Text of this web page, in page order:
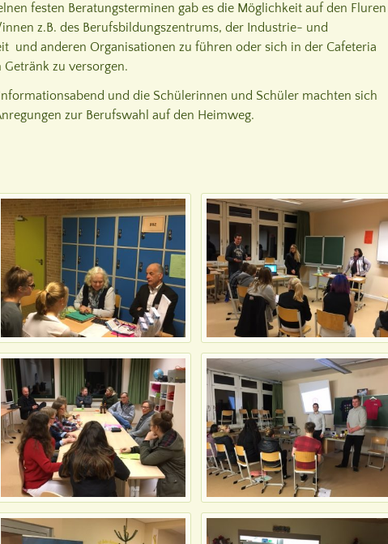
festen Beratungsterminen gab es die Möglichkeit auf den Fluren
z.B. des Berufsbildungszentrums, der Industrie- und
und anderen Organisationen zu führen oder sich in der Cafeteria
zu versorgen.
und die Schülerinnen und Schüler machten sich
zur Berufswahl auf den Heimweg.